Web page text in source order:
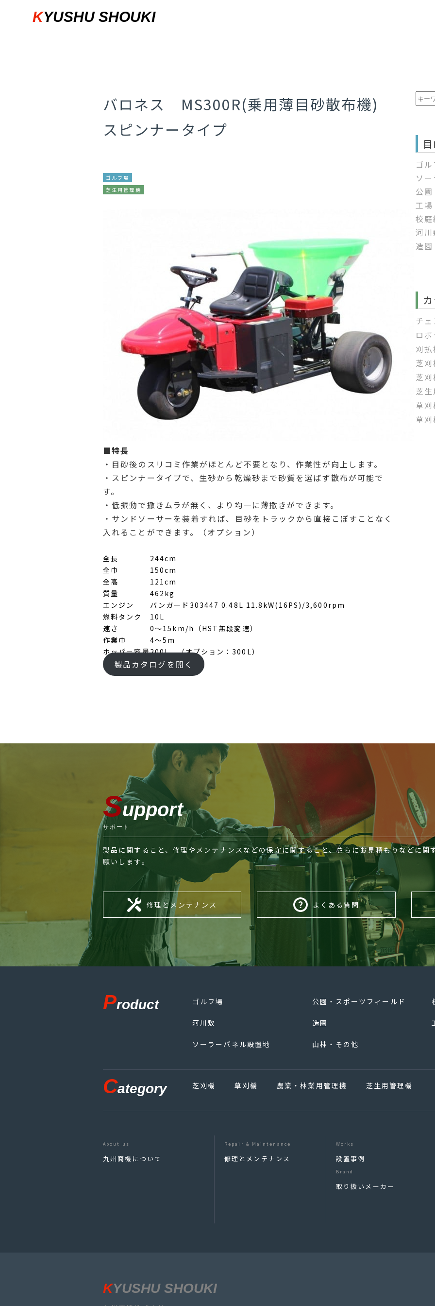
KYUSHU SHOUKI
ゴ
ソ
公
工
校
河川
造園
チェ
ロ
刈払
芝刈
芝
芝
草刈
草
バロネス MS300R(乗用薄目砂散布機)
スピンナータイプ
ゴルフ場
芝生用管理機
■特長
・目砂後のスリコミ作業がほとんど不要となり、作業性が向上します。
・スピンナータイプで、生砂から乾燥砂まで砂質を選ばず散布が可能で
す。
・低振動で撒きムラが無く、より均一に薄撒きができます。
・サンドソーサーを装着すれば、目砂をトラックから直接こぼすことなく
入れることができます。（オプション）
全長
244cm
全巾
150cm
全高
121cm
質量
462kg
エンジン
バンガード303447 0.48L 11.8kW(16PS)/3,600rpm
燃料タンク
10L
速さ
0～15km/h（HST無段変速）
作業巾
4～5m
ホッパー容量200L、（オプション：300L）
製品カタログを開く
Support
サポート
製品に関すること、修理やメンテナンスなどの保守に関すること、さらにお見積もりなどに関
願いします。
修理とメンテナンス よくある質問
Product ゴルフ場 公園・スポーツフィールド
河川敷 造園
ソーラーパネル設置地 山林・その他
Category 芝刈機 草刈機 農業・林業用管理機 芝生用管理機
About us
九州商機について
Repair & Maintenance
修理とメンテナンス
Works
設置事例
Brand
取り扱いメーカー
KYUSHU SHOUKI